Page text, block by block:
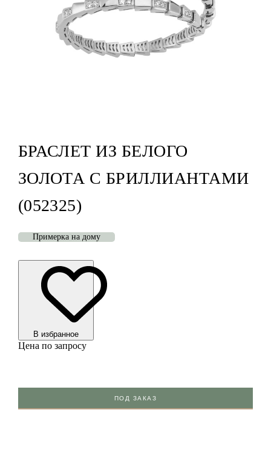
БРАСЛЕТ ИЗ БЕЛОГО
ЗОЛОТА С БРИЛЛИАНТАМИ
(052325)
Примерка на дому
В избранноe
Цена по запросу
ПОД ЗАКАЗ